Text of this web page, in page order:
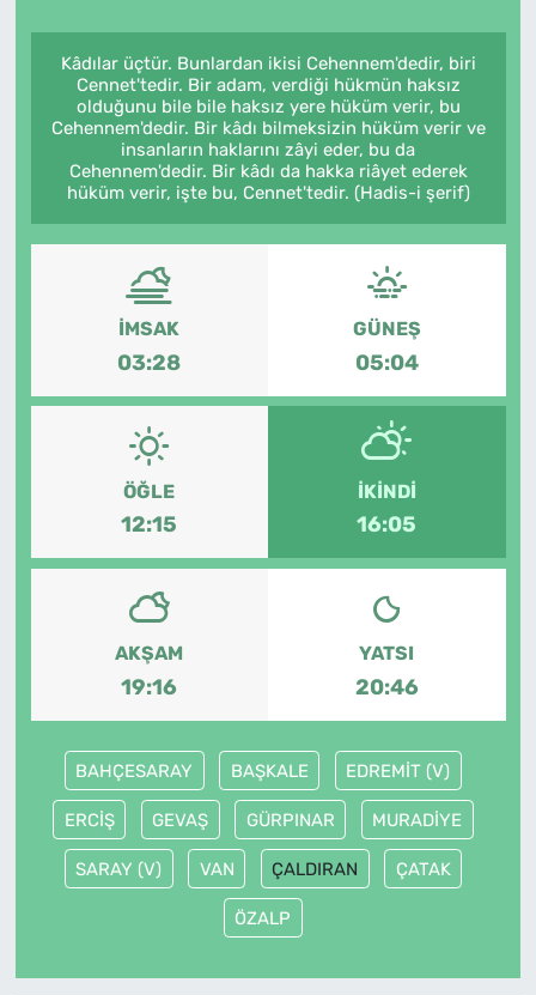
Kâdılar üçtür. Bunlardan ikisi Cehennem'dedir, biri
Cennet'tedir. Bir adam, verdiği hükmün haksız
olduğunu bile bile haksız yere hüküm verir, bu
Cehennem'dedir. Bir kâdı bilmeksizin hüküm verir ve
insanların haklarını zâyi eder, bu da
Cehennem'dedir. Bir kâdı da hakka riâyet ederek
hüküm verir, işte bu, Cennet'tedir. (Hadis-i şerif)
İMSAK
03:28
GÜNEŞ
05:04
ÖĞLE
12:15
İKINDI
16:05
AKŞAM
19:16
YATSI
20:46
BAHÇESARAY BAŞKALE EDREMİT (V)
ERCİŞ GEVAŞ GÜRPINAR MURADİYE
SARAY (V) VAN ÇALDIRAN ÇATAK
ÖZALP